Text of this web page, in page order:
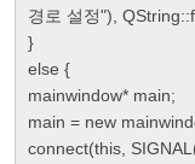
경로 설정"),
}
else {
mainwindow* main;
main = new
connect(this,